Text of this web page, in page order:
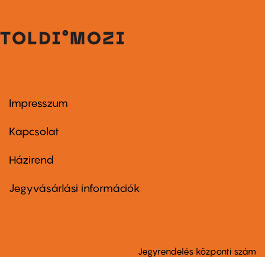
Footer
first
Impresszum
Kapcsolat
Footer
second
Házirend
Jegyvásárlási információk
Jegyrendelés központi szám